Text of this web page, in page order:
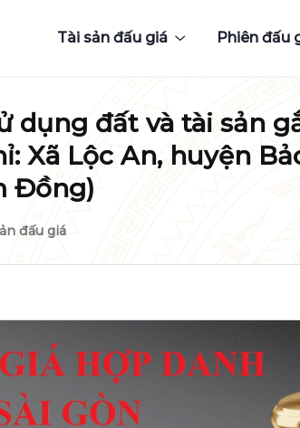
Tài sản đấu giá Phiên đấu
dụng đất và tài sản
Xã Lộc An, huyện
Đồng)
đấu giá